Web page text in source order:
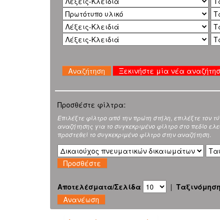
Ξεκινήστε μία νέα
Προσθέστε φίλτρα:
Επιλέξτε φίλτρο από την πρώτη στήλη, επιλέξτε τον
αναζήτησης για το συγκεκριμένο φίλτρο στο πεδίο
προστεθεί το συγκεκριμένο φίλτρο στην αναζήτηση.
Αποτελέσματα/Σελίδα |